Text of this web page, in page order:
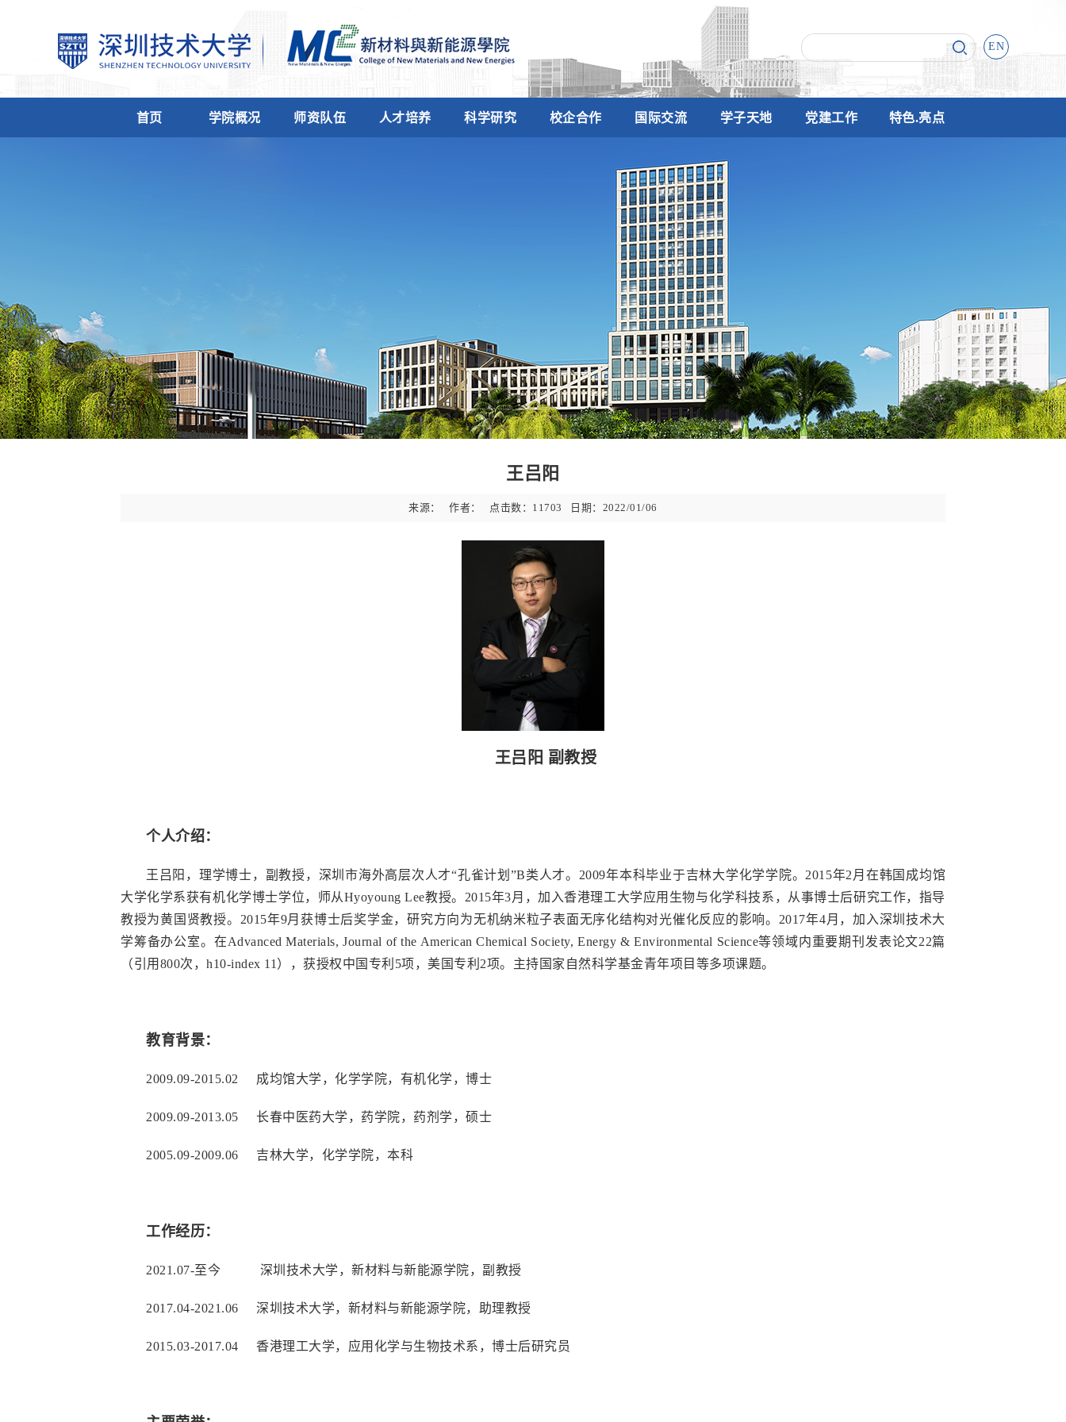
EN
首页 学院概况 师资队伍 人才培养 科学研究 校企合作 国际交流 学子天地 党建工作 特色.亮点
王吕阳
来源： 作者： 点击数： 11703 日期：2022/01/06
王吕阳 副教授
个人介绍：
王吕阳，理学博士，副教授，深圳市海外高层次人才“孔雀计划”B类人才。2009年本科毕业于吉林大学化学学院。2015年2月在韩国成均馆
大学化学系获有机化学博士学位，师从Hyoyoung Lee教授。2015年3月，加入香港理工大学应用生物与化学科技系，从事博士后研究工作，指导
教授为黄国贤教授。2015年9月获博士后奖学金，研究方向为无机纳米粒子表面无序化结构对光催化反应的影响。2017年4月，加入深圳技术大
学筹备办公室。在Advanced Materials, Journal of the American Chemical Society, Energy & Environmental Science等领域内重要期刊发表论文22篇
（引用800次，h10-index 11），获授权中国专利5项，美国专利2项。主持国家自然科学基金青年项目等多项课题。
教育背景：
2009.09-2015.02 成均馆大学，化学学院，有机化学，博士
2009.09-2013.05 长春中医药大学，药学院，药剂学，硕士
2005.09-2009.06 吉林大学，化学学院，本科
工作经历：
2021.07-至今 深圳技术大学，新材料与新能源学院，副教授
2017.04-2021.06 深圳技术大学，新材料与新能源学院，助理教授
2015.03-2017.04 香港理工大学，应用化学与生物技术系，博士后研究员